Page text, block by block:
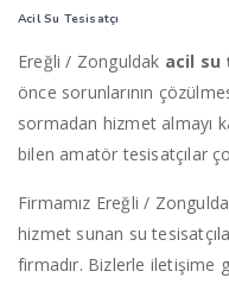
Acil Su Tesisatçı
Ereğli / Zonguldak acil su
önce sorunlarının
sormadan hizmet almayı
bilen amatör tesisatçılar
Firmamız Ereğli /
hizmet sunan su
firmadır. Bizlerle iletişime